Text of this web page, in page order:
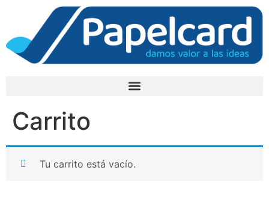
Carrito
Tu carrito está vacío.